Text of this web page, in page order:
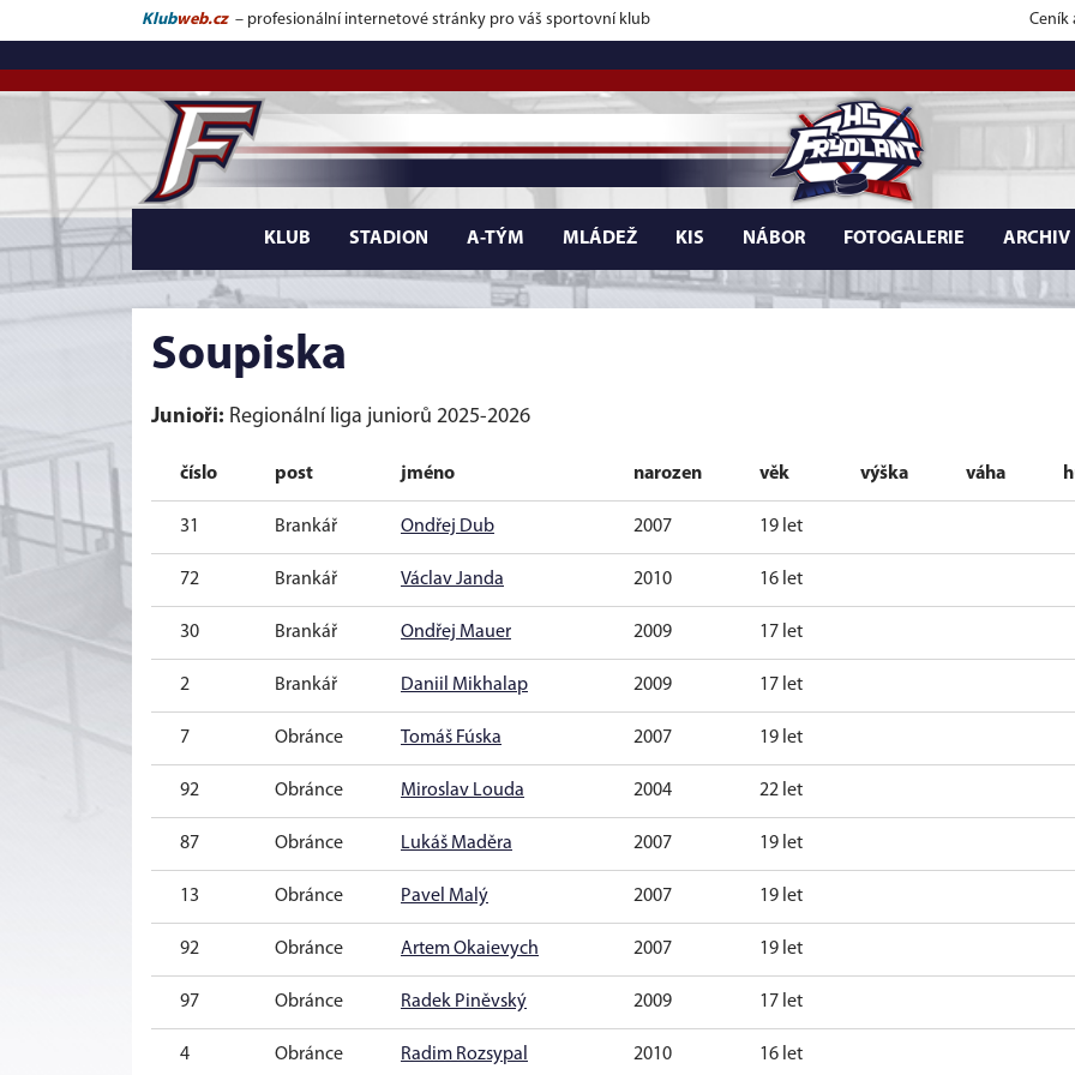
Klubweb.cz – profesionální internetové stránky pro váš sportovní klub Ceník
KLUB STADION A-TÝM MLÁDEŽ KIS NÁBOR FOTOGALERIE ARCHIV
Soupiska
Junioři: Regionální liga juniorů 2025-2026
číslo post jméno narozen věk výška váha
31 Brankář Ondřej Dub 2007 19 let
72 Brankář Václav Janda 2010 16 let
30 Brankář Ondřej Mauer 2009 17 let
2 Brankář Daniil Mikhalap 2009 17 let
7 Obránce Tomáš Fúska 2007 19 let
92 Obránce Miroslav Louda 2004 22 let
87 Obránce Lukáš Maděra 2007 19 let
13 Obránce Pavel Malý 2007 19 let
92 Obránce Artem Okaievych 2007 19 let
97 Obránce Radek Piněvský 2009 17 let
4 Obránce Radim Rozsypal 2010 16 let